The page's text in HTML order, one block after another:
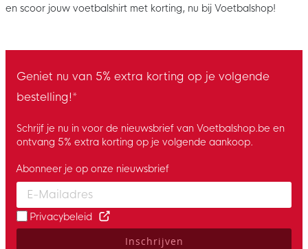
en scoor jouw voetbalshirt met korting, nu bij Voetbalshop!
Geniet nu van 5% extra korting op je volgende
bestelling!*
Schrijf je nu in voor de nieuwsbrief van Voetbalshop.be en
ontvang 5% extra korting op je volgende aankoop.
Enter your email and accept the privacy policy to subscribe to
Abonneer je op onze nieuwsbrief
Privacybeleid
Inschrijven